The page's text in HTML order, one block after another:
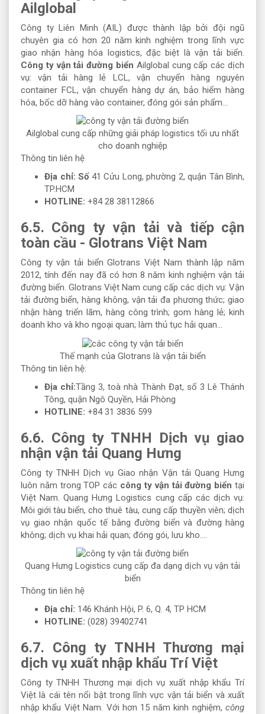
Ailglobal
Công ty Liên Minh (AIL) được thành lập bởi đội ngũ
chuyên gia có hơn 20 năm kinh nghiệm trong lĩnh vực
giao nhận hàng hóa logistics, đặc biệt là vận tải biển.
Công ty vận tải đường biển Ailglobal cung cấp các dịch
vụ: vận tải hàng lẻ LCL, vận chuyển hàng nguyên
container FCL, vận chuyển hàng dự án, bảo hiểm hàng
hóa, bốc dỡ hàng vào container, đóng gói sản phẩm…
Ailglobal cung cấp những giải pháp logistics tối ưu nhất
cho doanh nghiệp
Thông tin liên hệ
Địa chỉ: Số 41 Cửu Long, phường 2, quận Tân Bình,
TP.HCM
HOTLINE: +84 28 38112866
6.5. Công ty vận tải và tiếp cận
toàn cầu - Glotrans Việt Nam
Công ty vận tải biển Glotrans Việt Nam thành lập năm
2012, tính đến nay đã có hơn 8 năm kinh nghiệm vận tải
đường biển. Glotrans Việt Nam cung cấp các dịch vụ: Vận
tải đường biển, hàng không, vận tải đa phương thức; giao
nhận hàng triển lãm, hàng công trình; gom hàng lẻ; kinh
doanh kho và kho ngoại quan; làm thủ tục hải quan…
Thế mạnh của Glotrans là vận tải biển
Thông tin liên hệ:
Địa chỉ:Tầng 3, toà nhà Thành Đạt, số 3 Lê Thánh
Tông, quận Ngô Quyền, Hải Phòng
HOTLINE: +84 31 3836 599
6.6. Công ty TNHH Dịch vụ giao
nhận vận tải Quang Hưng
Công ty TNHH Dịch vụ Giao nhận Vận tải Quang Hưng
luôn nằm trong TOP các công ty vận tải đường biểntại
Việt Nam. Quang Hưng Logistics cung cấp các dịch vụ:
Môi giới tàu biển, cho thuê tàu, cung cấp thuyền viên; dịch
vụ giao nhận quốc tế bằng đường biển và đường hàng
không; dịch vụ khai hải quan; đóng gói, lưu kho….
Quang Hưng Logistics cung cấp đa dạng dịch vụ vận tải
biển
Thông tin liên hệ
Địa chỉ: 146 Khánh Hội, P. 6, Q. 4, TP HCM
HOTLINE: (028) 39402741
6.7. Công ty TNHH Thương mại
dịch vụ xuất nhập khẩu Trí Việt
Công ty TNHH Thương mại dịch vụ xuất nhập khẩu Trí
Việt là cái tên nổi bật trong lĩnh vực vận tải biển và xuất
nhập khẩu Việt Nam. Với hơn 15 năm kinh nghiệm, công